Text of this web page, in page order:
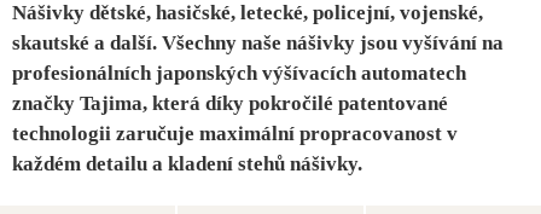
Nášivky dětské, hasičské, letecké, policejní, vojenské,
skautské a další. Všechny naše nášivky jsou vyšívání na
profesionálních japonských výšívacích automatech
značky Tajima, která díky pokročilé patentované
technologii zaručuje maximální propracovanost v
každém detailu a kladení stehů nášivky.